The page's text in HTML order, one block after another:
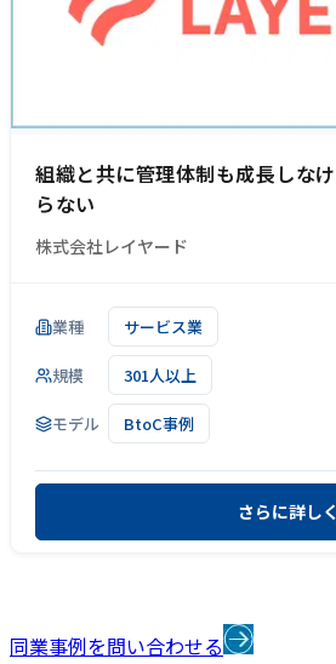
組織と共に管理体制も成長しな
らない
株式会社レイヤード
業種 サービス業
規模 301人以上
モデル BtoC事例
さらに詳しく
同業事例を問い合わせる